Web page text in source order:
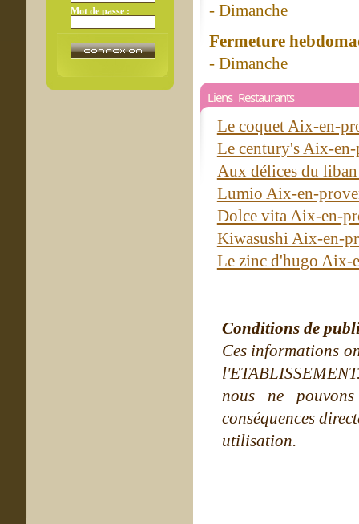
Mot de passe :
- Dimanche
Fermeture
- Dimanche
Liens Restaurants
Le coquet Aix-en-
Le century's Aix-
Aux délices du
Lumio Aix-en-
Dolce vita Aix-en-
Kiwasushi Aix-en-
Le zinc d'hugo Aix-
Conditions de
Ces informations
nous ne
conséquences
utilisation.